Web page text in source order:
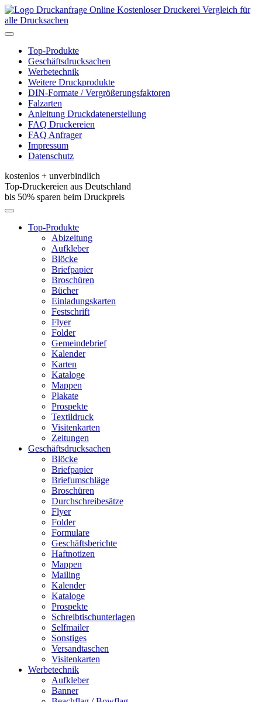
Kostenloser Druckerei Vergleich für
alle Drucksachen
Toggle
navigationTop-Produkte
Geschäftsdrucksachen
Werbetechnik
Weitere Druckprodukte
DIN-Formate / Vergrößerungsfaktoren
Falzarten
Anleitung Druckdatenerstellung
FAQ Druckereien
FAQ Anfrager
Impressum
Datenschutz
kostenlos + unverbindlich
Top-Druckereien aus Deutschland
bis 50% sparen beim Druckpreis
Toggle
navigationTop-Produkte
Abizeitung
Aufkleber
Blöcke
Briefpapier
Broschüren
Bücher
Einladungskarten
Festschrift
Flyer
Folder
Gemeindebrief
Kalender
Karten
Kataloge
Mappen
Plakate
Prospekte
Textildruck
Visitenkarten
Zeitungen
Geschäftsdrucksachen
Blöcke
Briefpapier
Briefumschläge
Broschüren
Durchschreibesätze
Flyer
Folder
Formulare
Geschäftsberichte
Haftnotizen
Mappen
Mailing
Kalender
Kataloge
Prospekte
Schreibtischunterlagen
Selfmailer
Sonstiges
Versandtaschen
Visitenkarten
Werbetechnik
Aufkleber
Banner